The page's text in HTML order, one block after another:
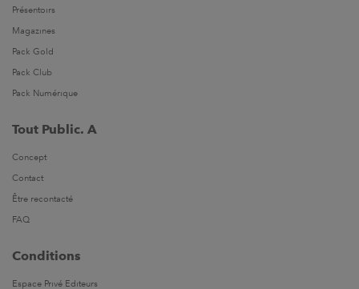
Présentoirs
Magazines
Pack Gold
Pack Club
Pack Numérique
Tout Public. A
Concept
Contact
Être recontacté
FAQ
Conditions
Espace Privé Editeurs